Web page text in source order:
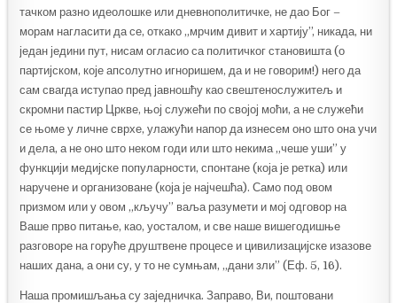
тачком разно идеолошке или дневнополитичке, не дао Бог –
морам нагласити да се, откако „мрчим дивит и хартију”, никада, ни
један једини пут, нисам огласио са политичког становишта (о
партијском, које апсолутно игноришем, да и не говорим!) него да
сам свагда иступао пред јавношћу као свештенослужитељ и
скромни пастир Цркве, њој служећи по својој моћи, а не служећи
се њоме у личне сврхе, улажући напор да изнесем оно што она учи
и дела, а не оно што неком годи или што некима „чеше уши” у
функцији медијске популарности, спонтане (која је ретка) или
наручене и организоване (која је најчешћа). Само под овом
призмом или у овом „кључу” ваља разумети и мој одговор на
Ваше прво питање, као, уосталом, и све наше вишегодишње
разговоре на горуће друштвене процесе и цивилизацијске изазове
наших дана, а они су, у то не сумњам, „дани зли” (Еф. 5, 16).
Наша промишљања су заједничка. Заправо, Ви, поштовани